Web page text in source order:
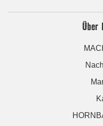
Über